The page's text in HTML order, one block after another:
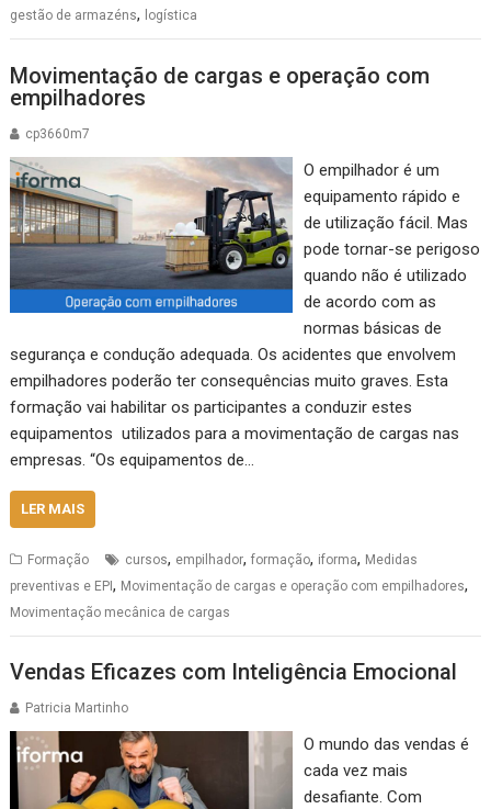
gestão de armazéns, logística
Movimentação de cargas e operação com
empilhadores
cp3660m7
O empilhador é um
equipamento rápido e
de utilização fácil. Mas
pode tornar-se perigoso
quando não é utilizado
de acordo com as
normas básicas de
segurança e condução adequada. Os acidentes que envolvem
empilhadores poderão ter consequências muito graves. Esta
formação vai habilitar os participantes a conduzir estes
equipamentos utilizados para a movimentação de cargas nas
empresas. “Os equipamentos de…
LER MAIS
Formação cursos, empilhador,formação, iforma, Medidas
preventivas e EPI, Movimentação de cargas e operação com empilhadores,
Movimentação mecânica de cargas
Vendas Eficazes com Inteligência Emocional
Patricia Martinho
O mundo das vendas é
cada vez mais
desafiante. Com